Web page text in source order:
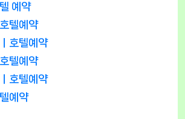
예약
텔예약
호텔예약
텔예약
호텔예약
예약